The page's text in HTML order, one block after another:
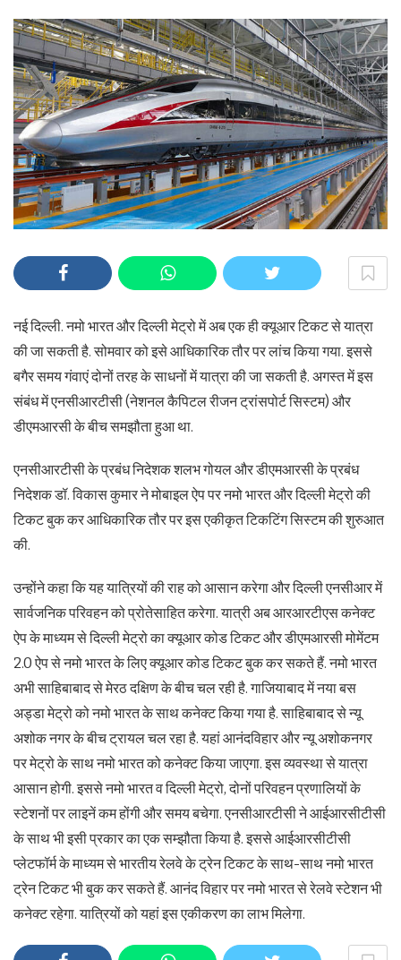
नई दिल्ली. नमो भारत और दिल्ली मेट्रो में अब एक ही क्यूआर टिकट से यात्रा
की जा सकती है. सोमवार को इसे आधिकारिक तौर पर लांच किया गया. इससे
बगैर समय गंवाएं दोनों तरह के साधनों में यात्रा की जा सकती है. अगस्त में इस
संबंध में एनसीआरटीसी (नेशनल कैपिटल रीजन ट्रांसपोर्ट सिस्टम) और
डीएमआरसी के बीच समझौता हुआ था.
एनसीआरटीसी के प्रबंध निदेशक शलभ गोयल और डीएमआरसी के प्रबंध
निदेशक डॉ. विकास कुमार ने मोबाइल ऐप पर नमो भारत और दिल्ली मेट्रो की
टिकट बुक कर आधिकारिक तौर पर इस एकीकृत टिकटिंग सिस्टम की शुरुआत
की.
उन्होंने कहा कि यह यात्रियों की राह को आसान करेगा और दिल्ली एनसीआर में
सार्वजनिक परिवहन को प्रोतेसाहित करेगा. यात्री अब आरआरटीएस कनेक्ट
ऐप के माध्यम से दिल्ली मेट्रो का क्यूआर कोड टिकट और डीएमआरसी मोमेंटम
2.0 ऐप से नमो भारत के लिए क्यूआर कोड टिकट बुक कर सकते हैं. नमो भारत
अभी साहिबाबाद से मेरठ दक्षिण के बीच चल रही है. गाजियाबाद में नया बस
अड्डा मेट्रो को नमो भारत के साथ कनेक्ट किया गया है. साहिबाबाद से न्यू
अशोक नगर के बीच ट्रायल चल रहा है. यहां आनंदविहार और न्यू अशोकनगर
पर मेट्रो के साथ नमो भारत को कनेक्ट किया जाएगा. इस व्यवस्था से यात्रा
आसान होगी. इससे नमो भारत व दिल्ली मेट्रो, दोनों परिवहन प्रणालियों के
स्टेशनों पर लाइनें कम होंगी और समय बचेगा. एनसीआरटीसी ने आईआरसीटीसी
के साथ भी इसी प्रकार का एक सम्झौता किया है. इससे आईआरसीटीसी
प्लेटफॉर्म के माध्यम से भारतीय रेलवे के ट्रेन टिकट के साथ-साथ नमो भारत
ट्रेन टिकट भी बुक कर सकते हैं. आनंद विहार पर नमो भारत से रेलवे स्टेशन भी
कनेक्ट रहेगा. यात्रियों को यहां इस एकीकरण का लाभ मिलेगा.